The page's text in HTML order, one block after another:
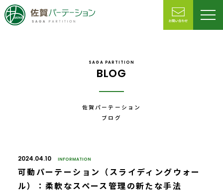
SAGA PARTITION
BLOG
佐賀パーテーション
ブログ
2024.04.10 INFORMATION
可動パーテーション（スライディングウォー
ル）：柔軟なスペース管理の新たな手法